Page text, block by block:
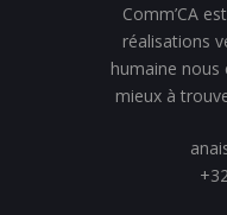
Comm’CA
réalisations
humaine nous
mieux à